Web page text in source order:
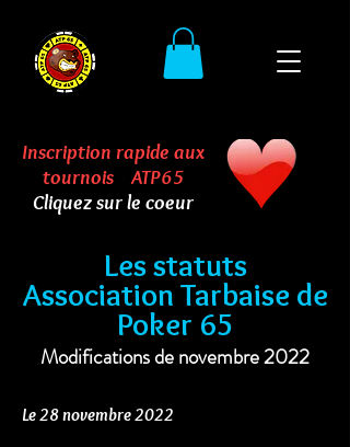
Inscription rapide aux
tournois ATP65
Cliquez sur le coeur
Les statuts
Association Tarbaise de
Poker 65
Modifications de novembre 2022
Le 28 novembre 2022